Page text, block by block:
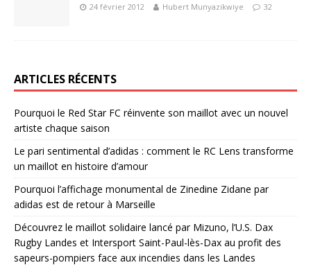
24 février 2012 Hubert Munyazikwiye 32
ARTICLES RÉCENTS
Pourquoi le Red Star FC réinvente son maillot avec un nouvel
artiste chaque saison
Le pari sentimental d’adidas : comment le RC Lens transforme
un maillot en histoire d’amour
Pourquoi l’affichage monumental de Zinedine Zidane par
adidas est de retour à Marseille
Découvrez le maillot solidaire lancé par Mizuno, l’U.S. Dax
Rugby Landes et Intersport Saint-Paul-lès-Dax au profit des
sapeurs-pompiers face aux incendies dans les Landes